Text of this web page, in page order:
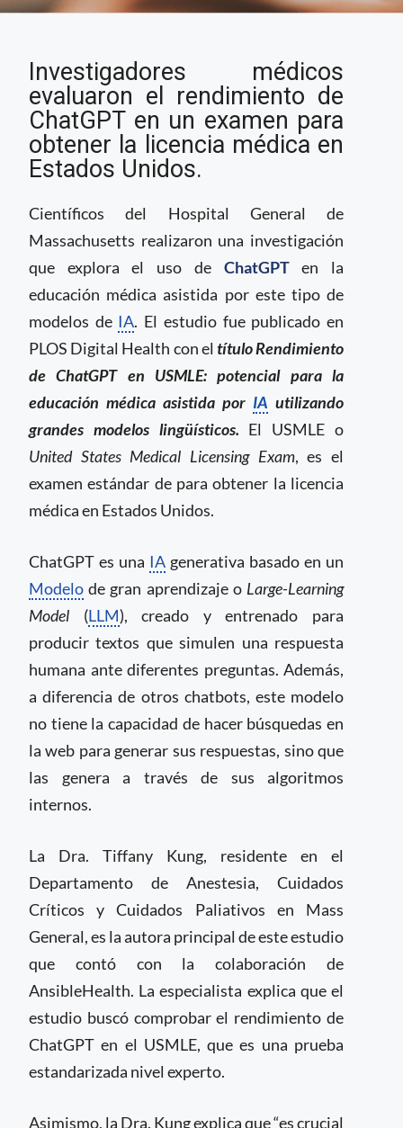
potencial de ChatGPT
para la educación
médica
Investigadores médicos
evaluaron el rendimiento de
ChatGPT en un examen para
obtener la licencia médica en
Estados Unidos.
Científicos del Hospital General de
Massachusetts realizaron una investigación
que explora el uso de ChatGPTen la
educación médica asistida por este tipo de
modelos de IA. El estudio fue publicado en
PLOS Digital Health con el título Rendimiento
de ChatGPT en USMLE: potencial para la
educación médica asistida por IA utilizando
grandes modelos lingüísticos. El USMLE o
United States Medical Licensing Exam, es el
examen estándar de para obtener la licencia
médica en Estados Unidos.
ChatGPT es una IA generativa basado en un
Modelo de gran aprendizaje o Large-Learning
Model (LLM), creado y entrenado para
producir textos que simulen una respuesta
humana ante diferentes preguntas. Además,
a diferencia de otros chatbots, este modelo
no tiene la capacidad de hacer búsquedas en
la web para generar sus respuestas, sino que
las genera a través de sus algoritmos
internos.
La Dra. Tiffany Kung, residente en el
Departamento de Anestesia, Cuidados
Críticos y Cuidados Paliativos en Mass
General, es la autora principal de este estudio
que contó con la colaboración de
AnsibleHealth. La especialista explica que el
estudio buscó comprobar el rendimiento de
ChatGPT en el USMLE, que es una prueba
estandarizada nivel experto.
Asimismo, la Dra. Kung explica que “es crucial